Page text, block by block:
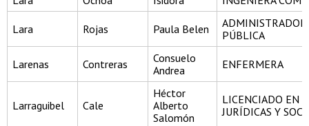
Lara Rojas Paula Belen
PÚBLICA
Larenas Contreras
Consuelo
Andrea
ENFERMERA
Larraguibel Cale
Héctor
Alberto
Salomón
LICENCIADO EN
JURÍDICAS Y